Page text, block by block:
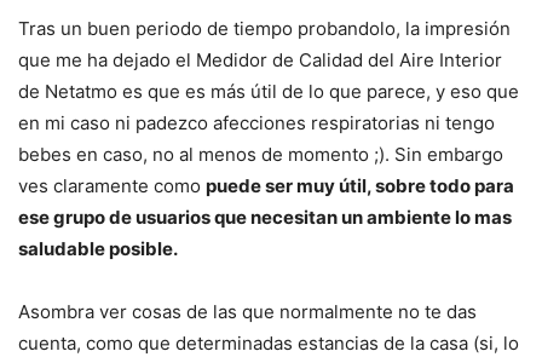
Tras un buen periodo de tiempo probandolo, la impresión
que me ha dejado el Medidor de Calidad del Aire Interior
de Netatmo es que es más útil de lo que parece, y eso que
en mi caso ni padezco afecciones respiratorias ni tengo
bebes en caso, no al menos de momento ;). Sin embargo
ves claramente como puede ser muy útil, sobre todo para
ese grupo de usuarios que necesitan un ambiente lo mas
saludable posible.
Asombra ver cosas de las que normalmente no te das
cuenta, como que determinadas estancias de la casa (si, lo